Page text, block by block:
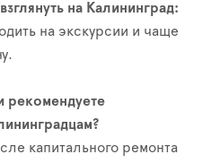
на Калининград:
на экскурсии и чаще
рекомендуете
капитального ремонта